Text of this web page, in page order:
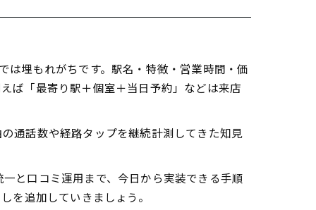
埋もれがちです。駅名・特徴・営業時間・価
ば「最寄り駅＋個室＋当日予約」などは来店
通話数や経路タップを継続計測してきた知見
と口コミ運用まで、今日から実装できる手順
を追加していきましょう。